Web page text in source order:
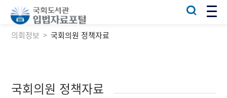
의회정보 국회의원 정책자료
국회의원 정책자료